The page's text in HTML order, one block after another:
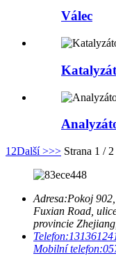
Válec
1 2Další >>> Strana 1 / 2
Adresa:Pokoj
Fuxian Road,
provincie
Telefon:
Mobilní telefon: